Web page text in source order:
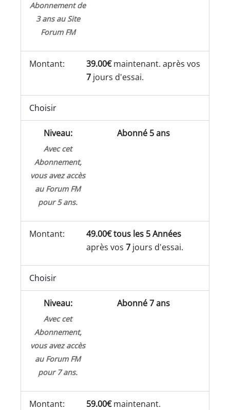
Abonnement de
3 ans au Site
Forum FM
39.00€maintenant. après vos
7 jours d'essai.
Choisir
Abonné 5 ans
Avec cet
Abonnement,
vous avez accès
au Forum FM
pour 5 ans.
49.00€ tous les 5 Années
après vos7 jours d'essai.
Choisir
Abonné 7 ans
Avec cet
Abonnement,
vous avez accès
au Forum FM
pour 7 ans.
59.00€maintenant.